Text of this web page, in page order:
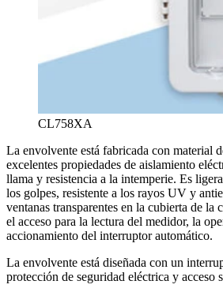
CL758XA
La envolvente está fabricada con material
excelentes propiedades de aislamiento
llama y resistencia a la intemperie. Es
los golpes, resistente a los rayos UV y
ventanas transparentes en la cubierta de la
el acceso para la lectura del medidor, la
accionamiento del interruptor automático.
La envolvente está diseñada con un
protección de seguridad eléctrica y acceso